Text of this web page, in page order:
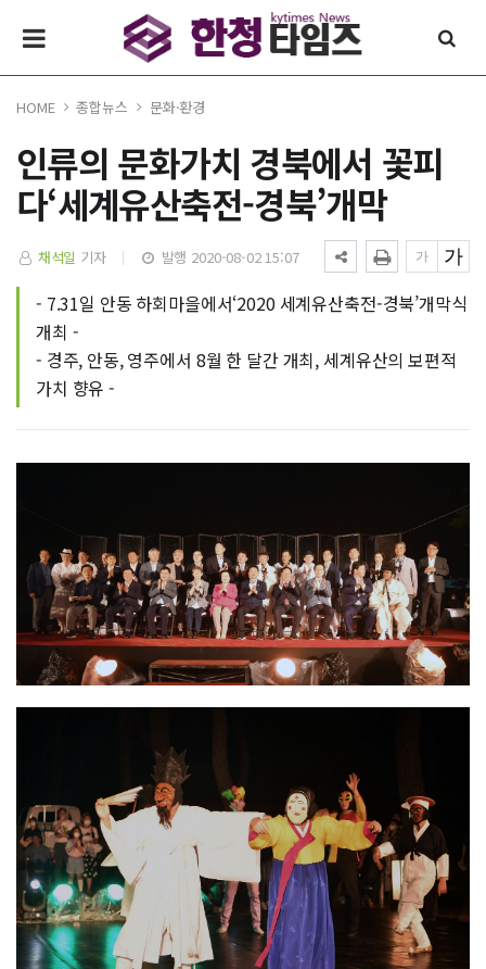
HOME 종합뉴스 문화·환경
인류의 문화가치 경북에서 꽃피
다‘세계유산축전-경북’개막
채석일 기자 발행 2020-08-02 15:07
- 7.31일 안동 하회마을에서‘2020 세계유산축전-경북’개막식
개최 -
- 경주, 안동, 영주에서 8월 한 달간 개최, 세계유산의 보편적
가치 향유 -